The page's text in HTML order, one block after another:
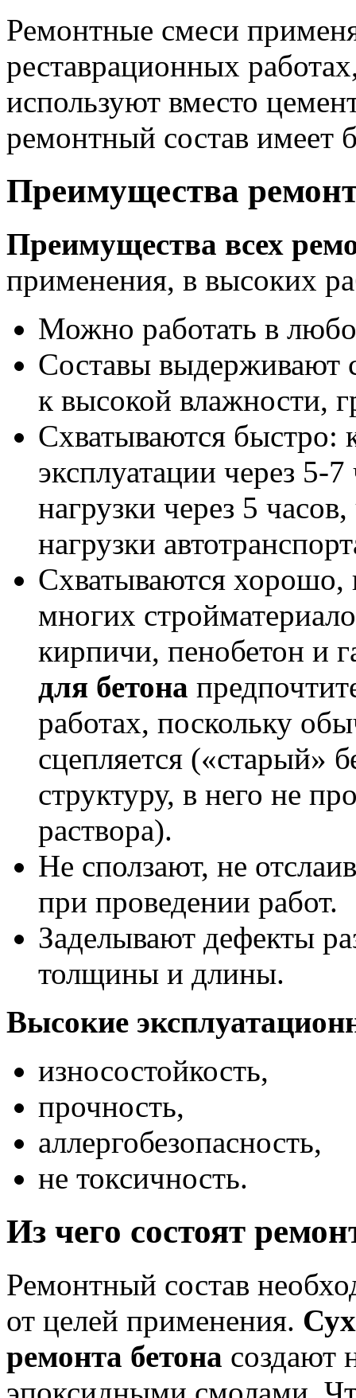
Ремонтные смеси
реставрационных
используют вместо
ремонтный состав имеет
Преимущества
Преимущества всех
применения, в высоких
Можно работать в
Составы выдерживают
к высокой влажности,
Схватываются быстро:
эксплуатации через 5-
нагрузки через 5
нагрузки
Схватываются
многих
кирпичи, пенобетон и
для бетона
работах, поскольку
сцепляется («старый»
структуру, в него не
раствора).
Не сползают, не
при проведении работ.
Заделывают дефекты
толщины и длины.
Высокие
износостойкость,
прочность,
аллергобезопасность,
не токсичность.
Из чего состоят
Ремонтный состав
от целей применения.
ремонта бетона создают